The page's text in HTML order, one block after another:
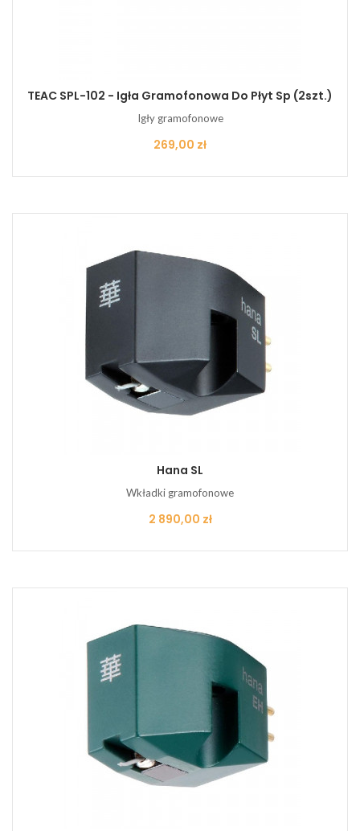
TEAC SPL-102 - Igła Gramofonowa Do Płyt Sp (2szt.)
Igły gramofonowe
Cena
269,00 zł
Hana SL
Wkładki gramofonowe
Cena
2 890,00 zł